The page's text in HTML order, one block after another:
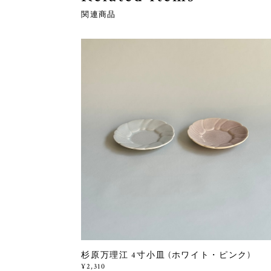
関連商品
杉原万理江 4寸小皿 (ホワイト・ピンク)
¥2,310